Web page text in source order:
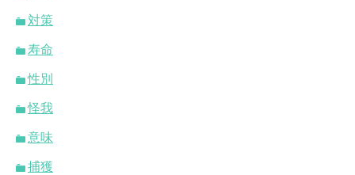
対策
寿命
性別
怪我
意味
捕獲